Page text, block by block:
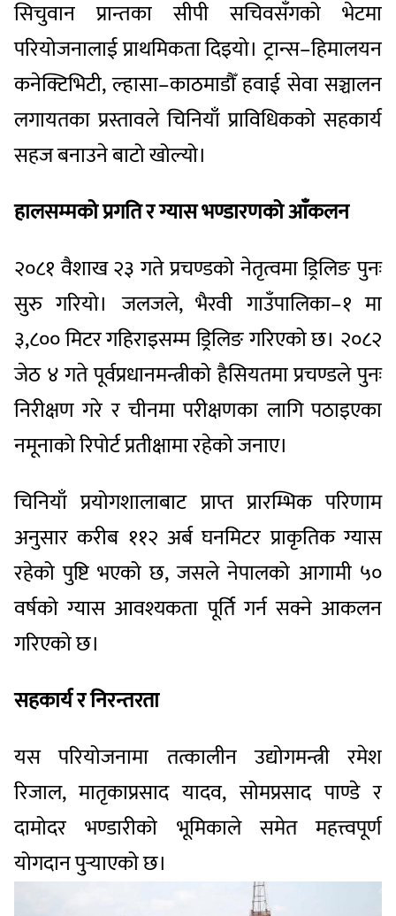
सिचुवान प्रान्तका सीपी सचिवसँगको भेटमा
परियोजनालाई प्राथमिकता दिइयो। ट्रान्स–हिमालयन
कनेक्टिभिटी, ल्हासा–काठमाडौँ हवाई सेवा सञ्चालन
लगायतका प्रस्तावले चिनियाँ प्राविधिकको सहकार्य
सहज बनाउने बाटो खोल्यो।
हालसम्मको प्रगति र ग्यास भण्डारणको आँकलन
२०८१ वैशाख २३ गते प्रचण्डको नेतृत्वमा ड्रिलिङ पुनः
सुरु गरियो। जलजले, भैरवी गाउँपालिका–१ मा
३,८०० मिटर गहिराइसम्म ड्रिलिङ गरिएको छ। २०८२
जेठ ४ गते पूर्वप्रधानमन्त्रीको हैसियतमा प्रचण्डले पुनः
निरीक्षण गरे र चीनमा परीक्षणका लागि पठाइएका
नमूनाको रिपोर्ट प्रतीक्षामा रहेको जनाए।
चिनियाँ प्रयोगशालाबाट प्राप्त प्रारम्भिक परिणाम
अनुसार करीब ११२ अर्ब घनमिटर प्राकृतिक ग्यास
रहेको पुष्टि भएको छ, जसले नेपालको आगामी ५०
वर्षको ग्यास आवश्यकता पूर्ति गर्न सक्ने आकलन
गरिएको छ।
सहकार्य र निरन्तरता
यस परियोजनामा तत्कालीन उद्योगमन्त्री रमेश
रिजाल, मातृकाप्रसाद यादव, सोमप्रसाद पाण्डे र
दामोदर भण्डारीको भूमिकाले समेत महत्त्वपूर्ण
योगदान पुर्‍याएको छ।